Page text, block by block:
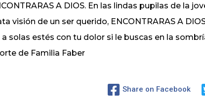
A DIOS. En las lindas pupilas de la
visión de un ser querido, ENCONTRARAS A
solas estés con tu dolor si le buscas en la
de Familia Faber
Share on Facebook